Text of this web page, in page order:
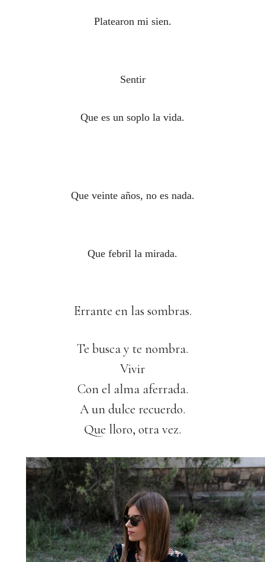
Platearon mi sien.
Sentir
Que es un soplo la vida.
Que veinte años, no es nada.
Que febril la mirada.
Errante en las sombras.
Te busca y te nombra.
Vivir
Con el alma aferrada.
A un dulce recuerdo.
Que lloro, otra vez.